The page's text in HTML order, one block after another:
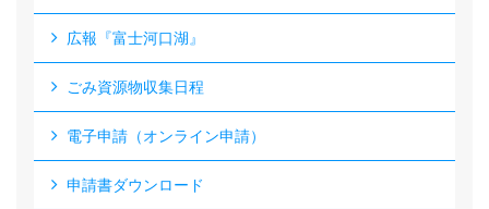
広報『富士河口湖』
ごみ資源物収集日程
電子申請（オンライン申請）
申請書ダウンロード